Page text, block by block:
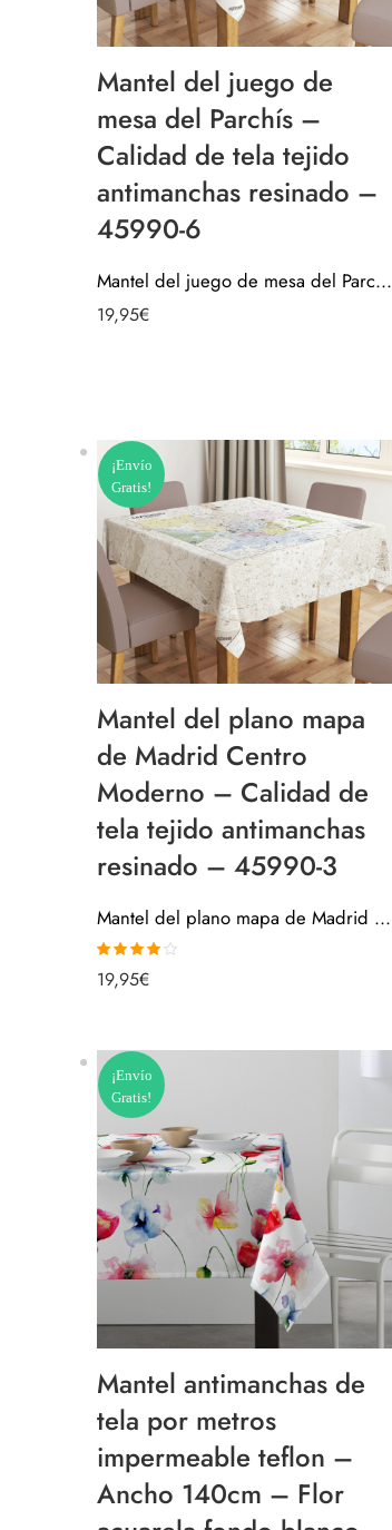
Mantel del juego de
mesa del Parchís –
Calidad de tela tejido
antimanchas resinado –
45990-6
Mantel del juego de mesa del Parchís – Calidad de tela tejido antimanchas resinado – 45990-6
19,95€
¡Envío
Gratis!
Mantel del plano mapa
de Madrid Centro
Moderno – Calidad de
tela tejido antimanchas
resinado – 45990-3
Mantel del plano mapa de Madrid Centro Moderno – Calidad de tela tejido antimanchas resinado – 45990-3
Valorado
con4.00
19,95€
¡Envío
Gratis!
Mantel antimanchas de
tela por metros
impermeable teflon –
Ancho 140cm – Flor